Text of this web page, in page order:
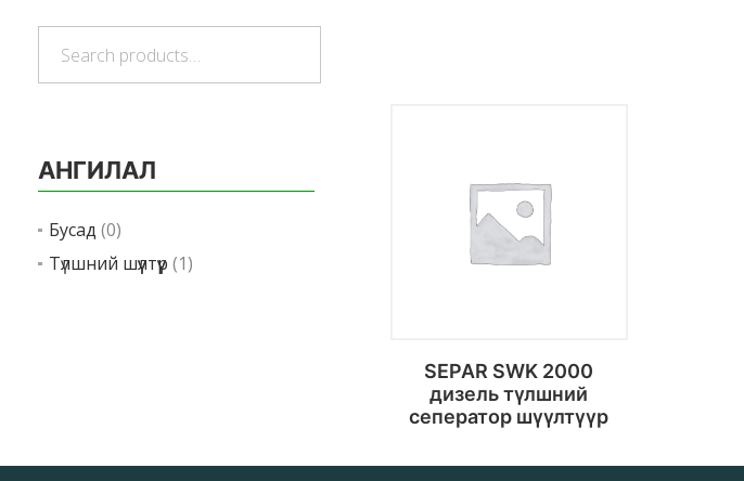
АНГИЛАЛ
Бусад (0)
Түлшний шүүлтүүр (1)
SEPAR SWK 2000
дизель түлшний
сеператор шүүлтүүр